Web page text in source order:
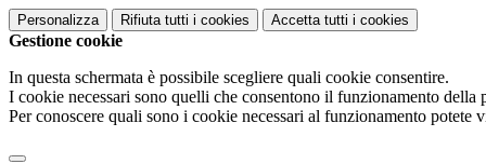
Personalizza Rifiuta tutti i cookies Accetta tutti i cookies
Gestione cookie
In questa schermata è possibile scegliere quali cookie consentire.
I cookie necessari sono quelli che consentono il funzionamento
Per conoscere quali sono i cookie necessari al funzionamento potete